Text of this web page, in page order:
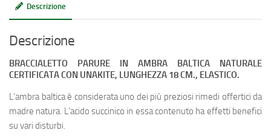
abbinato
collari
Unakite
Descrizione
Descrizione
BRACCIALETTO PARURE IN AMBRA BALTICA NATURALE
CERTIFICATA CON UNAKITE, LUNGHEZZA 18 CM., ELASTICO.
L’ambra baltica è considerata uno dei più preziosi rimedi offertici da
madre natura. L’acido succinico in essa contenuto ha effetti benefici
su vari disturbi.